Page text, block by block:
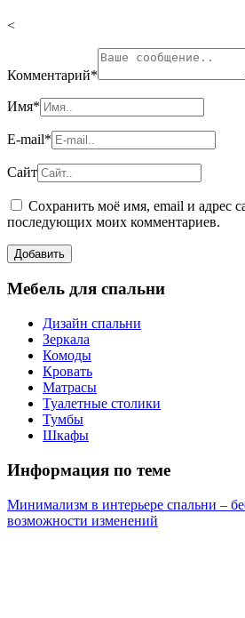
<
Комментарий*
Имя*
E-mail*
Сайт
Сохранить моё имя, email и адрес
последующих моих комментариев.
Мебель для спальни
Дизайн спальни
Зеркала
Комоды
Кровать
Матрасы
Туалетные столики
Тумбы
Шкафы
Информация по теме
Минимализм в интерьере спальни –
возможности изменений